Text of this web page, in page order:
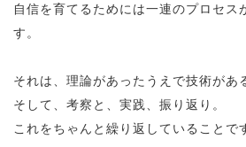
自信を育てるためには一連のプロセス
す。
それは、理論があったうえで技術があ
そして、考察と、実践、振り返り。
これをちゃんと繰り返していることで